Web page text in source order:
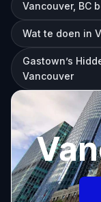
Vancouver, BC
Wat te doen in
Gastown’s
Vancouver